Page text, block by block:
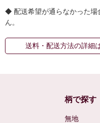
◆ 配送希望が通らなかった場
ん。
送料・配送方法の詳細
柄で探す
無地